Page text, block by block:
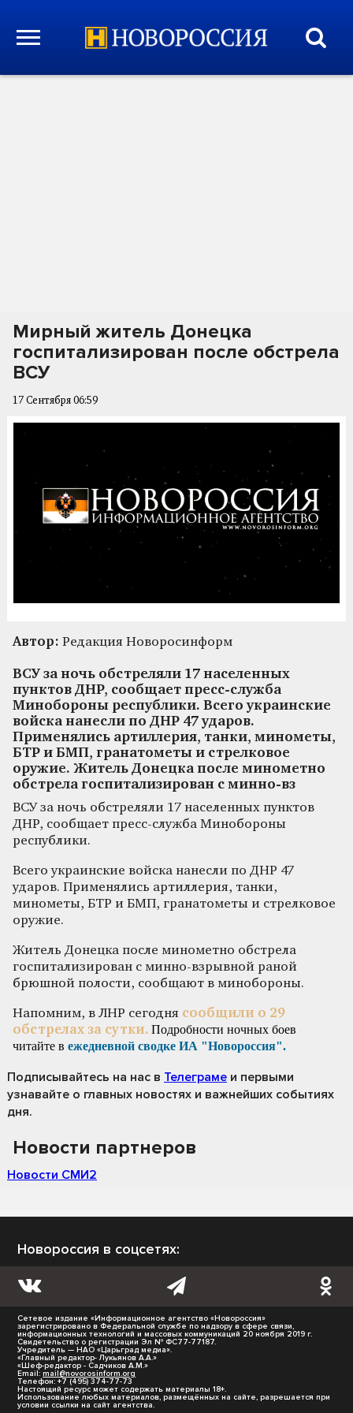
Мирный житель Донецка
госпитализирован после обстрела
ВСУ
17 Сентября 06:59
Автор: Редакция Новоросинформ
ВСУ за ночь обстреляли 17 населенных
пунктов ДНР, сообщает пресс-служба
Минобороны республики. Всего украинские
войска нанесли по ДНР 47 ударов.
Применялись артиллерия, танки, минометы,
БТР и БМП, гранатометы и стрелковое
оружие. Житель Донецка после минометно
обстрела госпитализирован с минно-вз
ВСУ за ночь обстреляли 17 населенных пунктов
ДНР, сообщает пресс-служба Минобороны
республики.
Всего украинские войска нанесли по ДНР 47
ударов. Применялись артиллерия, танки,
минометы, БТР и БМП, гранатометы и стрелковое
оружие.
Житель Донецка после минометно обстрела
госпитализирован с минно-взрывной раной
брюшной полости, сообщают в минобороны.
Напомним, в ЛНР сегодня сообщили о 29
обстрелах за сутки. Подробности ночных боев
читайте в ежедневной сводке ИА "Новороссия".
Подписывайтесь на нас в Телеграме и первыми
узнавайте о главных новостях и важнейших событиях
дня.
Новости партнеров
Новости СМИ2
Новороссия в соцсетях:
Сетевое издание «Информационное агентство «Новороссия»
зарегистрировано в Федеральной службе по надзору в сфере связи,
информационных технологий и массовых коммуникаций 20 ноября 2019 г.
Свидетельство о регистрации Эл № ФС77-77187.
Учредитель — НАО «Царьград медиа».
«Главный редактор- Лукьянов А.А.»
«Шеф-редактор - Садчиков А.М.»
Email: mail@novorosinform.org
Телефон: +7 (495) 374-77-73
Настоящий ресурс может содержать материалы 18+.
Использование любых материалов, размещённых на сайте, разрешается при
условии ссылки на сайт агентства.